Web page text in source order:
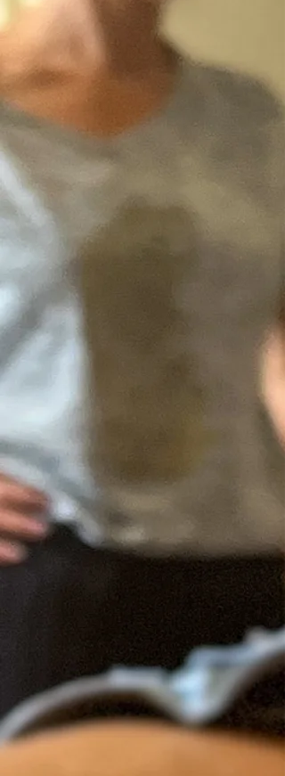
myofasciales qui les
entretiennent ; - réconcilier la
personne avec ses sensations, en
distinguant ce qui relève d’un
signal d’alerte réel de ce qui
relève d’une perception amplifiée
ou d’une stratégie de protection.
La méthode ne cherche pas à
imposer un modèle idéal. Elle vise
à lever les freins, puis à tester et
réévaluer, afin de permettre au
sécurisée. 👉 En pratique, cela se
traduit le plus souvent par : - un
mouvement plus fluide, - une
et une sensation de sécurité
retrouvée dans le corps. C’est
cette capacité à agir
conjointement sur les tissus, le
mouvement et la perception, sans
réduire la personne à une douleur
ou à une zone isolée, qui
constitue l’utilité centrale de la
restriction ou de la douleur). Cette
nouvelle expérience
sensorimoteur permet au
système nerveux de remodeler la
de gagner en mobilité. 👉 Les 7
principes fondamentaux de la
méthode